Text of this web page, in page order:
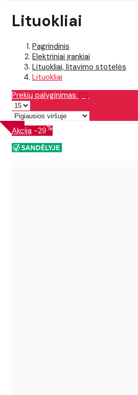
Lituokliai
Pagrindinis
Elektriniai įrankiai
Lituokliai, litavimo stotelės
Lituokliai
Prekių palyginimas (0)
Akcija -29%